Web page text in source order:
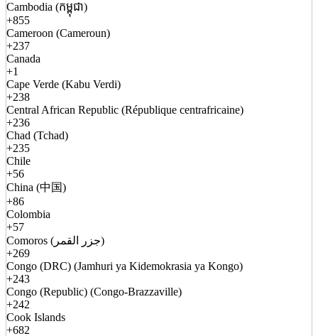
Cambodia (កម្ពុជា)
+855
Cameroon (Cameroun)
+237
Canada
+1
Cape Verde (Kabu Verdi)
+238
Central African Republic (République centrafricaine)
+236
Chad (Tchad)
+235
Chile
+56
China (中国)
+86
Colombia
+57
Comoros (جزر القمر)
+269
Congo (DRC) (Jamhuri ya Kidemokrasia ya Kongo)
+243
Congo (Republic) (Congo-Brazzaville)
+242
Cook Islands
+682